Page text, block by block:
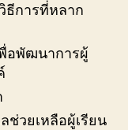
ธีการที่หลาก
อพัฒนาการผู้
ช่วยเหลือผู้เรียน